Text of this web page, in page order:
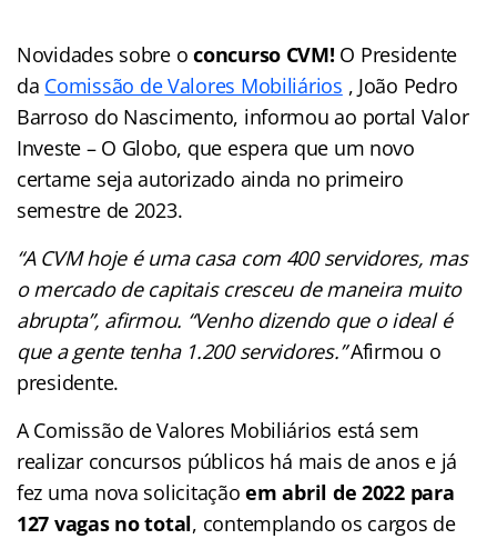
Novidades sobre oconcurso CVM! O Presidente
da Comissão de Valores Mobiliários , João Pedro
Barroso do Nascimento, informou ao portal Valor
Investe – O Globo, que espera que um novo
certame seja autorizado ainda no primeiro
semestre de 2023.
“A CVM hoje é uma casa com 400 servidores, mas
o mercado de capitais cresceu de maneira muito
abrupta”, afirmou. “Venho dizendo que o ideal é
que a gente tenha 1.200 servidores.”Afirmou o
presidente.
A Comissão de Valores Mobiliários está sem
realizar concursos públicos há mais de anos e já
fez uma nova solicitação em abril de 2022 para
127 vagas no total, contemplando os cargos de